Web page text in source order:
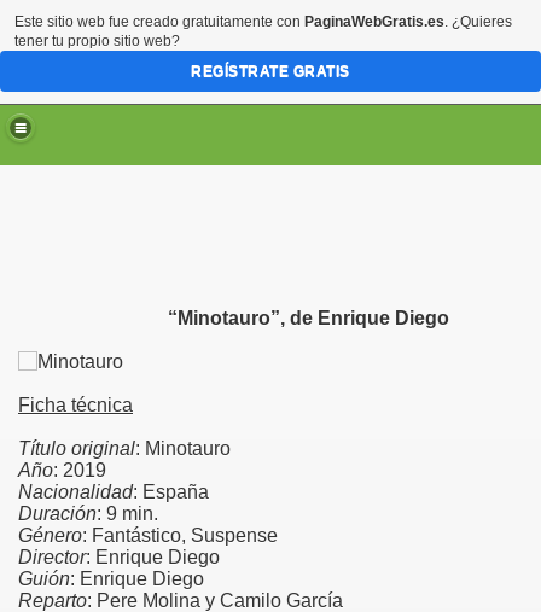
“Minotauro”, de Enrique Diego
Ficha técnica
Título original: Minotauro
Año: 2019
Nacionalidad: España
Duración: 9 min.
Género: Fantástico, Suspense
Director: Enrique Diego
Guión: Enrique Diego
Reparto: Pere Molina y Camilo García
Este sitio web fue creado gratuitamente con PaginaWebGratis.es. ¿Quieres
tener tu propio sitio web?
REGÍSTRATE GRATIS